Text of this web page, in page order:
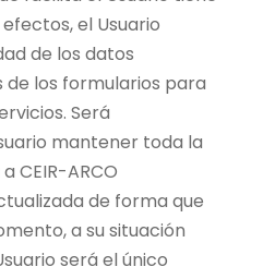
el Usuario
de los datos
los formularios para
Será
mantener toda la
CEIR-ARCO
de forma que
a su situación
será el único